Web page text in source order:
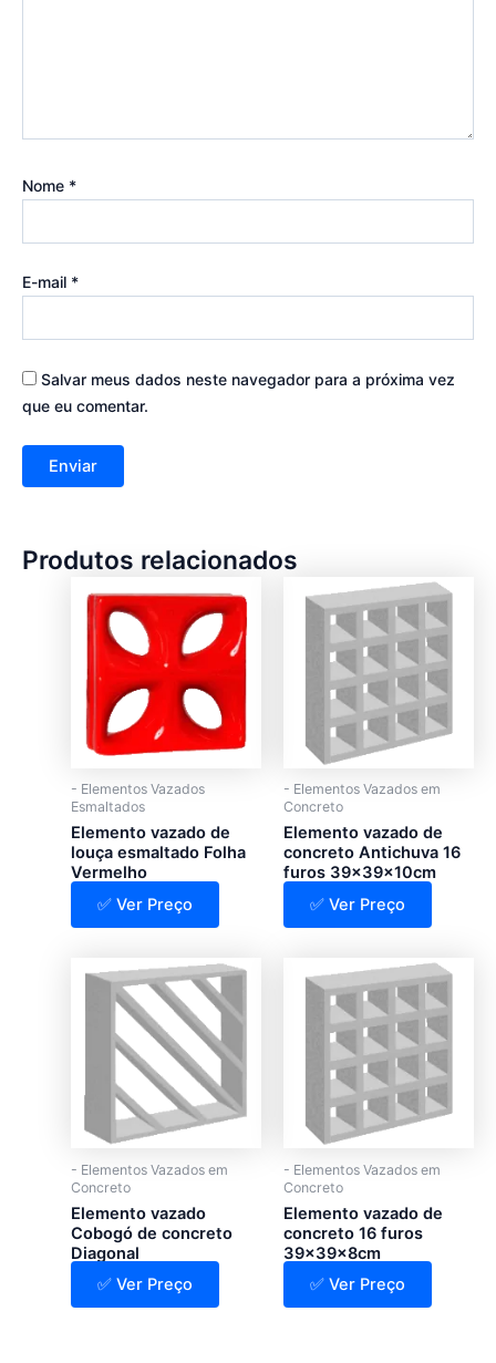
Nome *
E-mail *
Salvar meus dados neste navegador para a próxima vez
que eu comentar.
Produtos relacionados
- Elementos Vazados
Esmaltados
Elemento vazado de
louça esmaltado Folha
Vermelho
✅ Ver Preço
- Elementos Vazados em
Concreto
Elemento vazado de
concreto Antichuva 16
furos 39x39x10cm
✅ Ver Preço
- Elementos Vazados em
Concreto
Elemento vazado
Cobogó de concreto
Diagonal
✅ Ver Preço
- Elementos Vazados em
Concreto
Elemento vazado de
concreto 16 furos
39x39x8cm
✅ Ver Preço